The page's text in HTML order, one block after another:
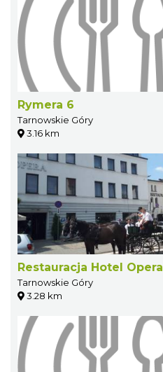
Rymera 6
Tarnowskie Góry
3.16 km
Restauracja Hotel Opera
Tarnowskie Góry
3.28 km